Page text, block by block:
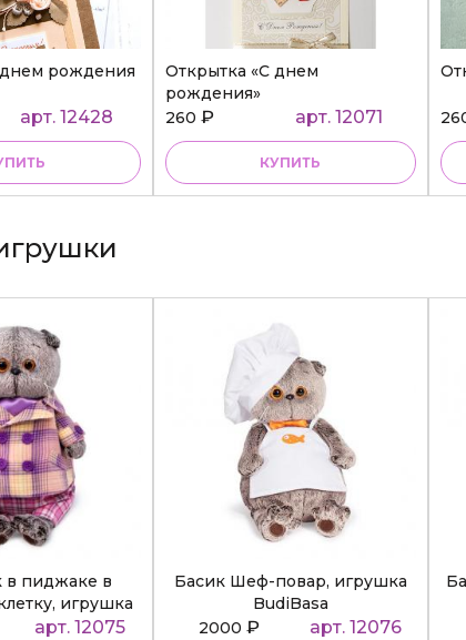
рождения
арт. 12428
Открытка «С днем
рождения»
260 ₽ арт. 12071
КУПИТЬ
в пиджаке в
игрушка
арт. 12075
Басик Шеф-повар, игрушка
BudiBasa
2000₽ арт. 12076